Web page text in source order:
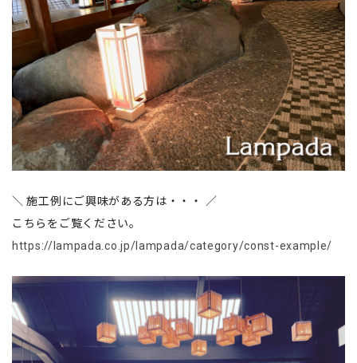
＼ 施工例にご興味がある方は・・・ ／
こちらをご覧ください。
https://lampada.co.jp/lampada/category/const-example/